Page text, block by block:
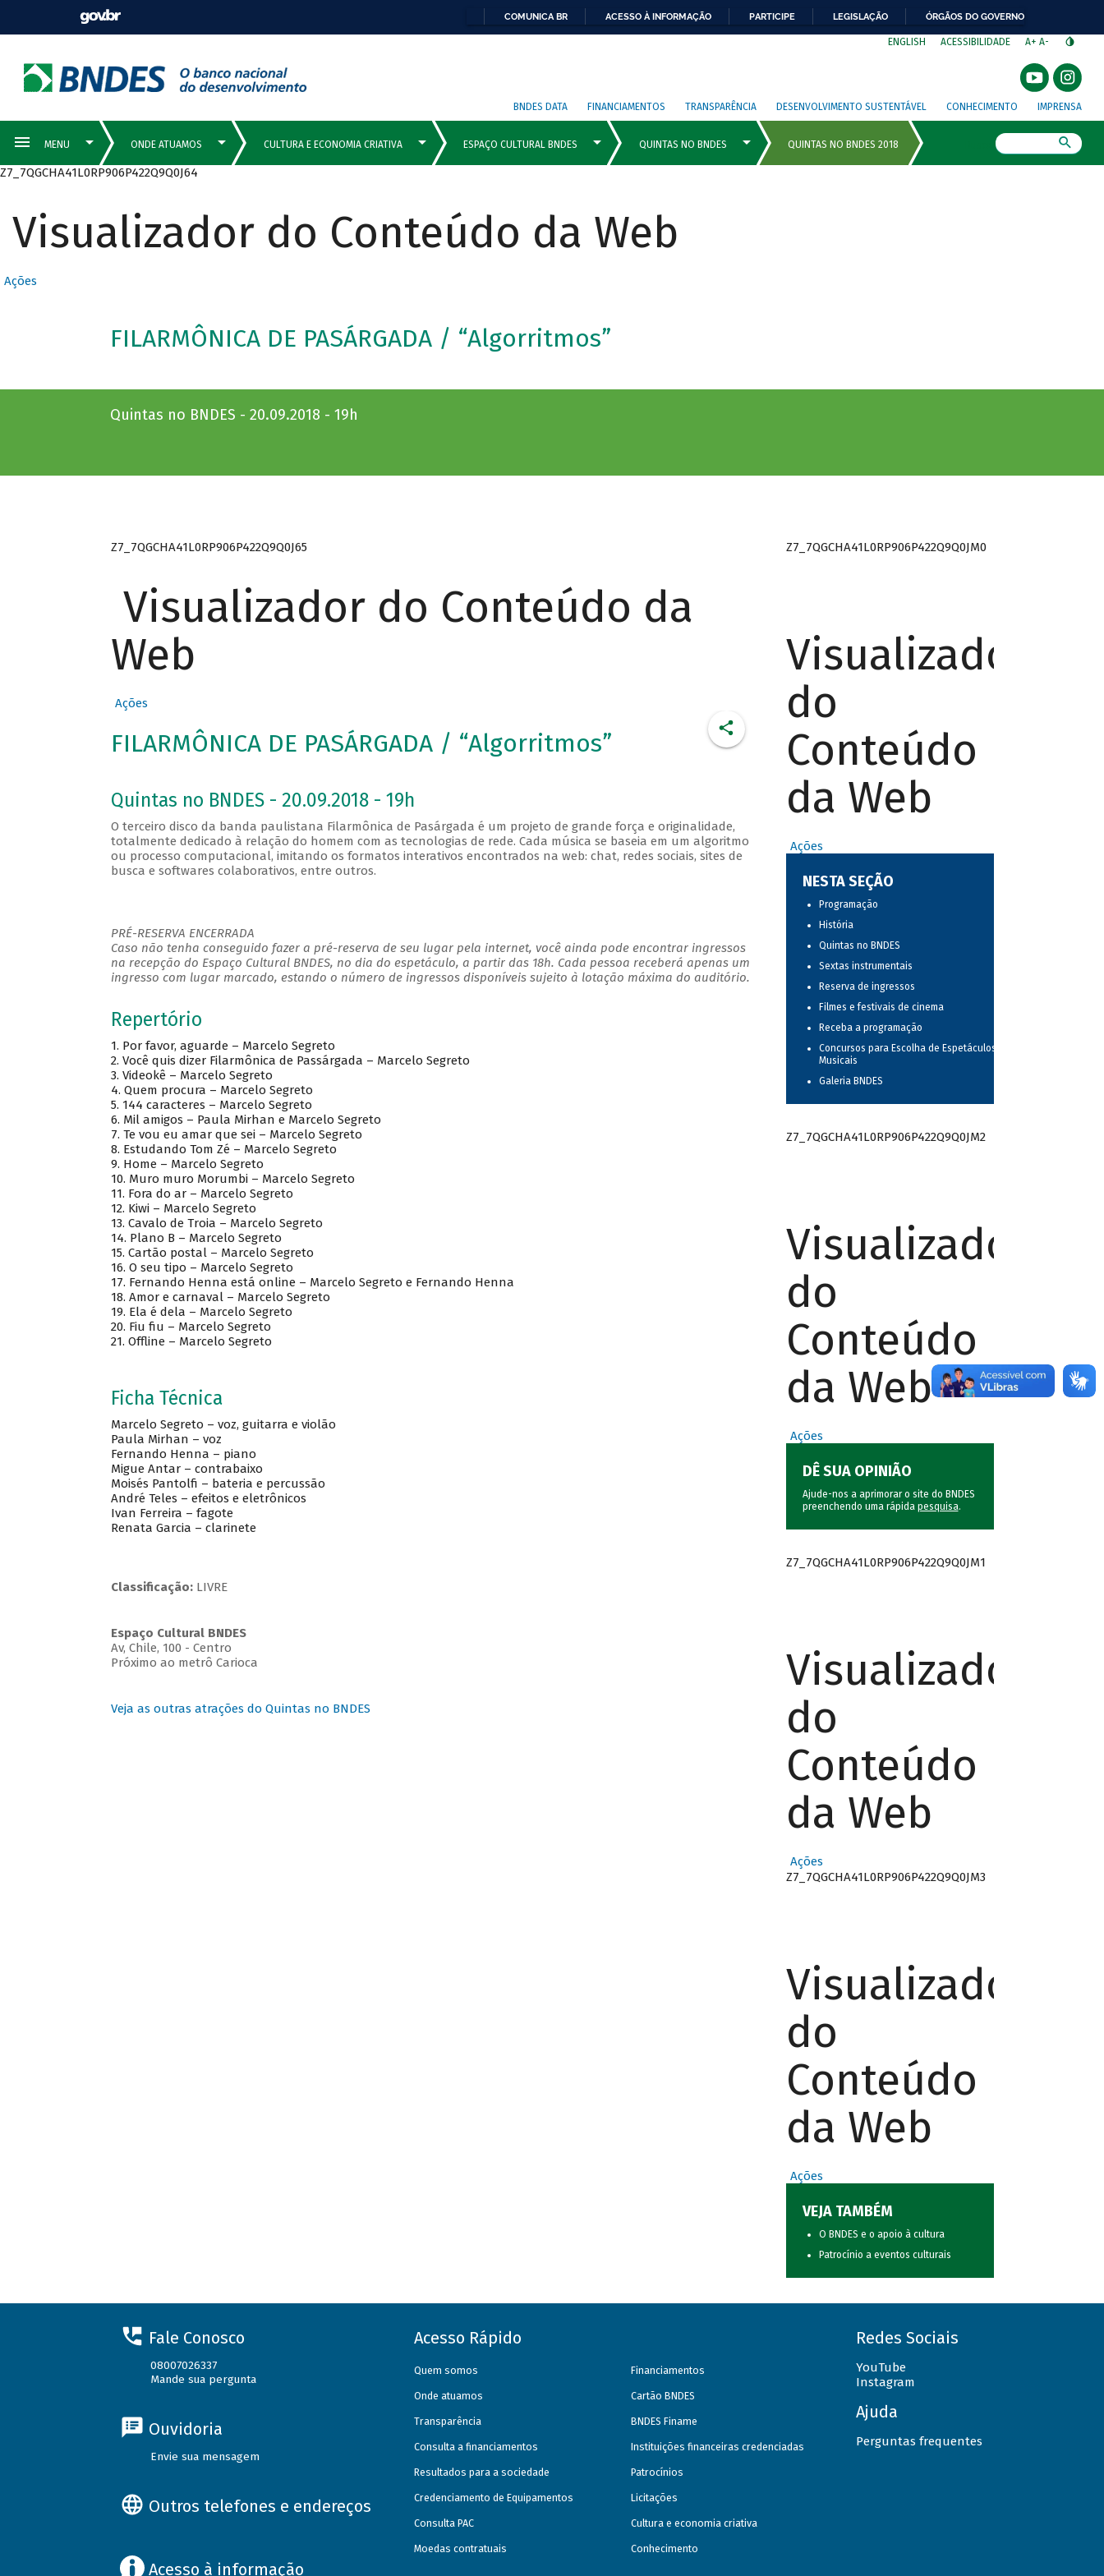
COMUNICA BR ACESSO À INFORMAÇÃO PARTICIPE LEGISLAÇÃO ÓRGÃOS DO GOVERNO
ENGLISH ACESSIBILIDADE A+ A-
BNDES DATA FINANCIAMENTOS TRANSPARÊNCIA DESENVOLVIMENTO SUSTENTÁVEL CONHECIMENTO IMPRENSA
Z7_7QGCHA41L0RP906P422Q9Q0J64
Visualizador do Conteúdo da Web
Ações
FILARMÔNICA DE PASÁRGADA / “Algorritmos”
Quintas no BNDES - 20.09.2018 - 19h
Z7_7QGCHA41L0RP906P422Q9Q0J65
Visualizador do Conteúdo da
Web
Ações
FILARMÔNICA DE PASÁRGADA / “Algorritmos”
Quintas no BNDES - 20.09.2018 - 19h
O terceiro disco da banda paulistana Filarmônica de Pasárgada é um projeto de grande força e originalidade,
totalmente dedicado à relação do homem com as tecnologias de rede. Cada música se baseia em um algoritmo
ou processo computacional, imitando os formatos interativos encontrados na web: chat, redes sociais, sites de
busca e softwares colaborativos, entre outros.
PRÉ-RESERVA ENCERRADA
Caso não tenha conseguido fazer a pré-reserva de seu lugar pela internet, você ainda pode encontrar ingressos
na recepção do Espaço Cultural BNDES, no dia do espetáculo, a partir das 18h. Cada pessoa receberá apenas um
ingresso com lugar marcado, estando o número de ingressos disponíveis sujeito à lotação máxima do auditório.
Repertório
1. Por favor, aguarde – Marcelo Segreto
2. Você quis dizer Filarmônica de Passárgada – Marcelo Segreto
3. Videokê – Marcelo Segreto
4. Quem procura – Marcelo Segreto
5. 144 caracteres – Marcelo Segreto
6. Mil amigos – Paula Mirhan e Marcelo Segreto
7. Te vou eu amar que sei – Marcelo Segreto
8. Estudando Tom Zé – Marcelo Segreto
9. Home – Marcelo Segreto
10. Muro muro Morumbi – Marcelo Segreto
11. Fora do ar – Marcelo Segreto
12. Kiwi – Marcelo Segreto
13. Cavalo de Troia – Marcelo Segreto
14. Plano B – Marcelo Segreto
15. Cartão postal – Marcelo Segreto
16. O seu tipo – Marcelo Segreto
17. Fernando Henna está online – Marcelo Segreto e Fernando Henna
18. Amor e carnaval – Marcelo Segreto
19. Ela é dela – Marcelo Segreto
20. Fiu fiu – Marcelo Segreto
21. Offline – Marcelo Segreto
Ficha Técnica
Marcelo Segreto – voz, guitarra e violão
Paula Mirhan – voz
Fernando Henna – piano
Migue Antar – contrabaixo
Moisés Pantolfi – bateria e percussão
André Teles – efeitos e eletrônicos
Ivan Ferreira – fagote
Renata Garcia – clarinete
Classificação: LIVRE
Espaço Cultural BNDES
Av, Chile, 100 - Centro
Próximo ao metrô Carioca
Veja as outras atrações do Quintas no BNDES
Z7_7QGCHA41L0RP906P422Q9Q0JM0
Visualizador
do
Conteúdo
da Web
Ações
NESTA SEÇÃO
Programação
História
Quintas no BNDES
Sextas instrumentais
Reserva de ingressos
Filmes e festivais de cinema
Receba a programação
Concursos para Escolha de Espetáculos
Musicais
Galeria BNDES
Z7_7QGCHA41L0RP906P422Q9Q0JM2
Visualizador
do
Conteúdo
da Web
Ações
DÊ SUA OPINIÃO
Ajude-nos a aprimorar o site do BNDES
preenchendo uma rápida pesquisa.
Z7_7QGCHA41L0RP906P422Q9Q0JM1
Visualizador
do
Conteúdo
da Web
Ações
Z7_7QGCHA41L0RP906P422Q9Q0JM3
Visualizador
do
Conteúdo
da Web
Ações
VEJA TAMBÉM
O BNDES e o apoio à cultura
Patrocínio a eventos culturais
Fale Conosco
08007026337
Mande sua pergunta
Ouvidoria
Envie sua mensagem
Outros telefones e endereços
Acesso à informação
Acesso Rápido
Quem somos
Onde atuamos
Transparência
Consulta a financiamentos
Resultados para a sociedade
Credenciamento de Equipamentos
Consulta PAC
Moedas contratuais
Financiamentos
Cartão BNDES
BNDES Finame
Instituições financeiras credenciadas
Patrocínios
Licitações
Cultura e economia criativa
Conhecimento
Redes Sociais
YouTube
Instagram
Ajuda
Perguntas frequentes